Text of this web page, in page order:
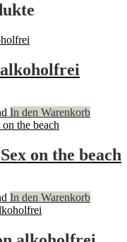
In den Warenkorb
on the beach
In den Warenkorb